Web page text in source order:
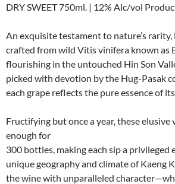
DRY SWEET 750ml. | 12% Alc/vol
An exquisite testament to nature’s rarity,
crafted from wild Vitis vinifera known as
flourishing in the untouched Hin Son
picked with devotion by the Hug-Pasak
each grape reflects the pure essence of
Fructifying but once a year, these elusive
enough for
300 bottles, making each sip a privileged
unique geography and climate of Kaeng
the wine with unparalleled